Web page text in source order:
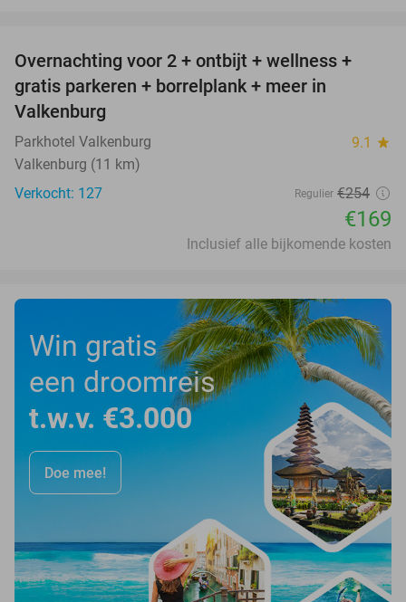
33%
Overnachting voor 2 + ontbijt + wellness +
gratis parkeren + borrelplank + meer in
Valkenburg
Parkhotel Valkenburg 9.1 star
Valkenburg (11 km)
Verkocht: 127
Regulier €254
€169
Inclusief alle bijkomende kosten
Win gratis
een droomreis
t.w.v. €3.000
Doe mee!